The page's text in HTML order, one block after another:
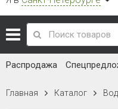
Распродажа
Главная Каталог